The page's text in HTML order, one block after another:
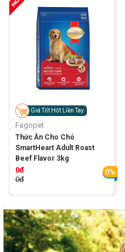
Giá Tốt Hốt Liền Tay
Fagopet
Thức Ăn Cho Chó
SmartHeart Adult Roast
Beef Flavor 3kg
0đ
0đ
0%